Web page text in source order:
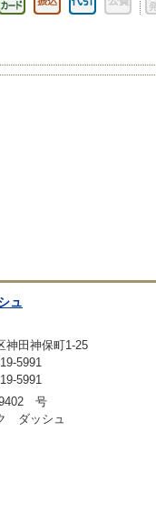
ュ
神田神保町1-25
5991
5991
号
ダッシュ